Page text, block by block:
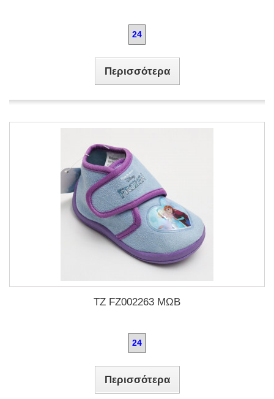
24
Περισσότερα
TZ FZ002263 ΜΩΒ
24
Περισσότερα